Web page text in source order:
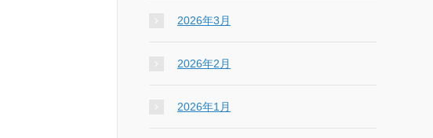
2026年3月
2026年2月
2026年1月